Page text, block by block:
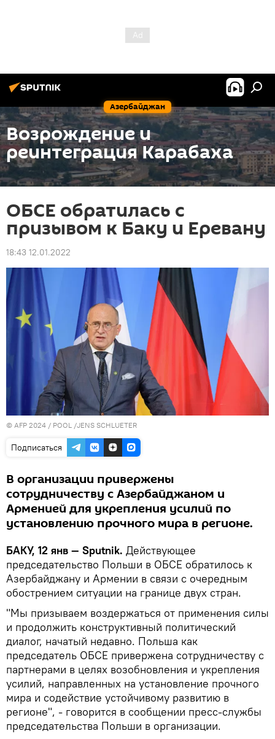
Азербайджан
Возрождение и
реинтеграция Карабаха
ОБСЕ обратилась с
призывом к Баку и Еревану
18:43 12.01.2022
© AFP 2024 / POOL /JENS SCHLUETER
Подписаться
В организации привержены
сотрудничеству с Азербайджаном и
Арменией для укрепления усилий по
установлению прочного мира в регионе.
БАКУ, 12 янв — Sputnik. Действующее
председательство Польши в ОБСЕ обратилось к
Азербайджану и Армении в связи с очередным
обострением ситуации на границе двух стран.​
"Мы призываем воздержаться от применения силы
и продолжить конструктивный политический
диалог, начатый недавно. Польша как
председатель ОБСЕ привержена сотрудничеству с
партнерами в целях возобновления и укрепления
усилий, направленных на установление прочного
мира и содействие устойчивому развитию в
регионе", - говорится в сообщении пресс-службы
председательства Польши в организации.